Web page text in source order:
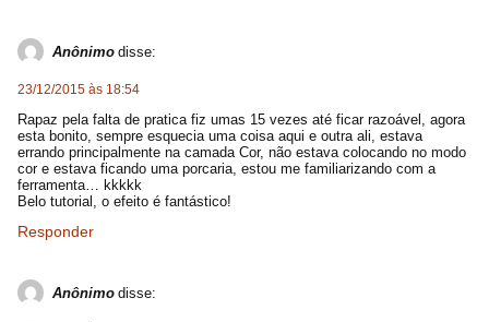
Anônimo disse:
23/12/2015 às 18:54
Rapaz pela falta de pratica fiz umas 15 vezes até ficar razoável, agora
esta bonito, sempre esquecia uma coisa aqui e outra ali, estava
errando principalmente na camada Cor, não estava colocando no modo
cor e estava ficando uma porcaria, estou me familiarizando com a
ferramenta… kkkkk
Belo tutorial, o efeito é fantástico!
Responder
Anônimo disse: